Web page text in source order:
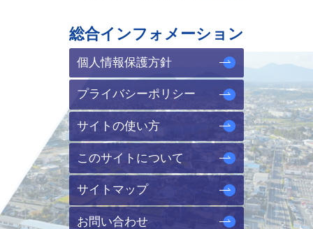
総合インフォメーション
個人情報保護方針
プライバシーポリシー
サイトの使い方
このサイトについて
サイトマップ
お問い合わせ